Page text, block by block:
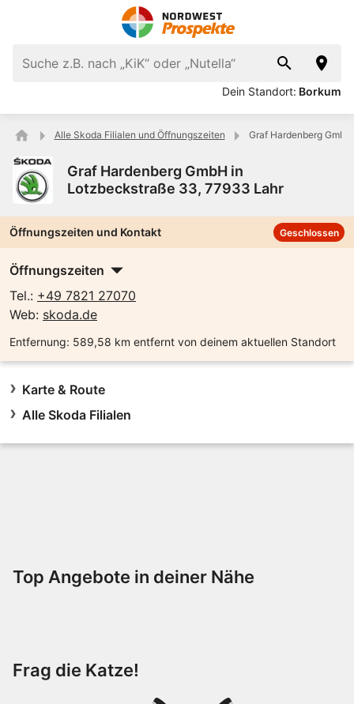
Dein Standort: Borkum
Alle Skoda Filialen und Öffnungszeiten Graf Hardenberg
Graf Hardenberg GmbH in
Lotzbeckstraße 33, 77933 Lahr
Öffnungszeiten und Kontakt Geschlossen
Öffnungszeiten
Tel.: +49 7821 27070
Web: skoda.de
Entfernung: 589,58 km entfernt von deinem aktuellen Standort
Karte & Route
Alle Skoda Filialen
Top Angebote in deiner Nähe
Frag die Katze!